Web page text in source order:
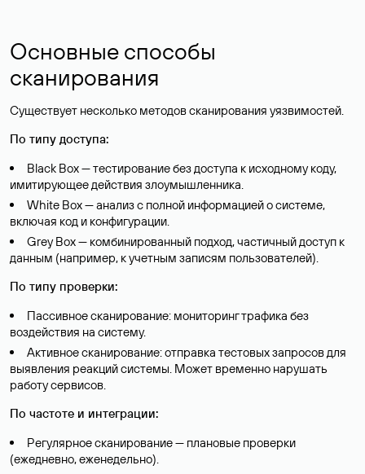
Основные способы
сканирования
Существует несколько методов сканирования уязвимостей.
По типу доступа:
Black Box — тестирование без доступа к исходному коду,
имитирующее действия злоумышленника.
White Box — анализ с полной информацией о системе,
включая код и конфигурации.
Grey Box — комбинированный подход, частичный доступ к
данным (например, к учетным записям пользователей).
По типу проверки:
Пассивное сканирование: мониторинг трафика без
воздействия на систему.
Активное сканирование: отправка тестовых запросов для
выявления реакций системы. Может временно нарушать
работу сервисов.
По частоте и интеграции:
Регулярное сканирование — плановые проверки
(ежедневно, еженедельно).